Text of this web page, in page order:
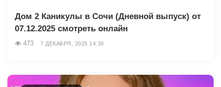
Дом 2 Каникулы в Сочи (Дневной выпуск) от
07.12.2025 смотреть онлайн
473 7 ДЕКАБРЯ, 2025 14:30